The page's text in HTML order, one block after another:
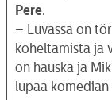
Pere.
– Luvassa on
koheltamista ja
on hauska ja
lupaa